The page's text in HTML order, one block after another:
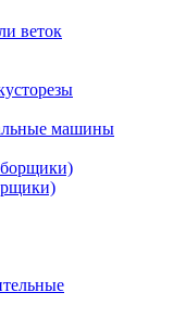
веток
машины